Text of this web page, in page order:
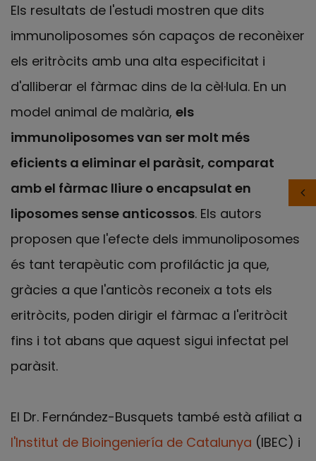
Els resultats de l'estudi mostren que dits
immunoliposomes són capaços de reconèixer
els eritròcits amb una alta especificitat i
d'alliberar el fàrmac dins de la cèl·lula. En un
model animal de malària, els
immunoliposomes van ser molt més
eficients a eliminar el paràsit, comparat
amb el fàrmac lliure o encapsulat en
liposomes sense anticossos. Els autors
proposen que l'efecte dels immunoliposomes
és tant terapèutic com profiláctic ja que,
gràcies a que l'anticòs reconeix a tots els
eritròcits, poden dirigir el fàrmac a l'eritròcit
fins i tot abans que aquest sigui infectat pel
paràsit.
El Dr. Fernández-Busquets també està afiliat a
l'Institut de Bioingeniería de Catalunya (IBEC) i